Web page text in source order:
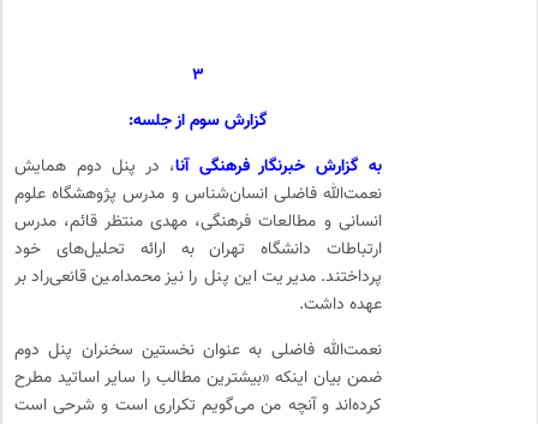
۳
گزارش سوم از جلسه:
به گزارش خبرنگار فرهنگی آنا، در پنل دوم همایش
نعمت‌الله فاضلی انسان‌شناس و مدرس پژوهشگاه علوم
انسانی و مطالعات فرهنگی، مهدی منتظر قائم، مدرس
ارتباطات دانشگاه تهران به ارائه تحلیل‌های خود
پرداختند. مدیریت این پنل را نیز محمدامین قانعی‌راد بر
عهده داشت.
نعمت‌الله فاضلی به عنوان نخستین سخنران پنل دوم
ضمن بیان اینکه «بیشترین مطالب را سایر اساتید مطرح
کرده‌اند و آنچه من می‌گویم تکراری است و شرحی است